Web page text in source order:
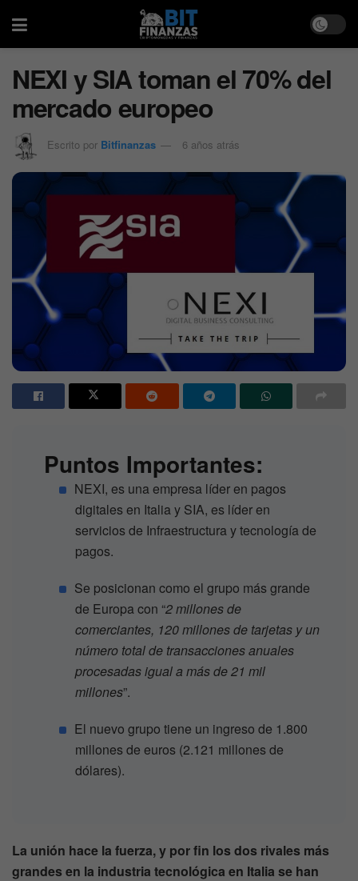
NEXI y SIA toman el 70% del
mercado europeo
Escrito por Bitfinanzas 6 años atrás
Puntos Importantes:
NEXI, es una empresa líder en pagos
digitales en Italia y SIA, es líder en
servicios de Infraestructura y tecnología de
pagos.
Se posicionan como el grupo más grande
de Europa con “2 millones de
comerciantes, 120 millones de tarjetas y un
número total de transacciones anuales
procesadas igual a más de 21 mil
millones”.
El nuevo grupo tiene un ingreso de 1.800
millones de euros (2.121 millones de
dólares).
La unión hace la fuerza, y por fin los dos rivales más
grandes en la industria tecnológica en Italia se han